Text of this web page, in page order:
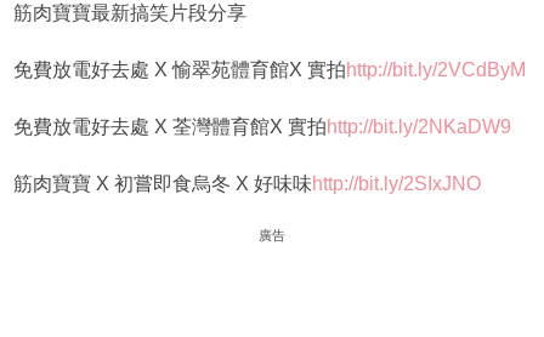
筋肉寶寶最新搞笑片段分享
免費放電好去處 X 愉翠苑體育館X 實拍http://bit.ly/2VCdByM
免費放電好去處 X 荃灣體育館X 實拍http://bit.ly/2NKaDW9
筋肉寶寶 X 初嘗即食烏冬 X 好味味http://bit.ly/2SIxJNO
廣告